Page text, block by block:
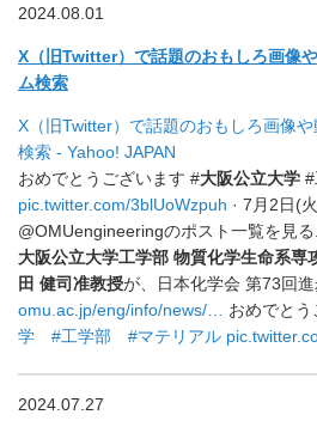
2024.08.01
X（旧Twitter）で話題のおもしろ画像
ム検索
X（旧Twitter）で話題のおもしろ画像
検索 - Yahoo! JAPAN
おめでとうございます #大阪公立大学
pic.twitter.com/3blUoWzpuh · 7月2日(
@OMUengineeringのポスト一覧を見る
大阪公立大学工学部 物質化学生命系専
田 健司准教授が、日本化学会 第73回
omu.ac.jp/eng/info/news/…
おめでとう
学
#工学部 #マテリアル
2024.07.27